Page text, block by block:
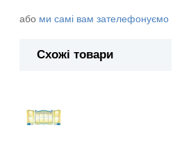
або ми самі вам зателефонуємо
Схожі товари